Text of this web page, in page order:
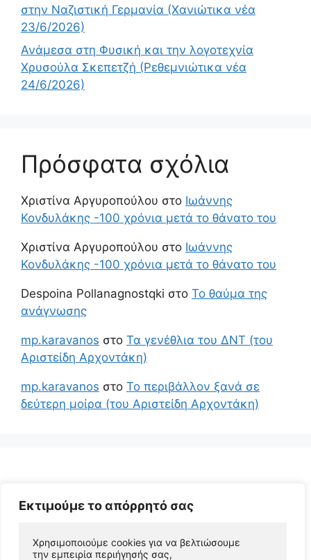
Εκτιμούμε το απόρρητό σας
Χρησιμοποιούμε cookies για να βελτιώσουμε
την εμπειρία περιήγησής σας,
στην Ναζιστική Γερμανία (Χανιώτικα νέα
23/6/2026)
Ανάμεσα στη Φυσική και την λογοτεχνία
Χρυσούλα Σκεπετζή (Ρεθεμνιώτικα νέα
24/6/2026)
Πρόσφατα σχόλια
Χριστίνα Αργυροπούλου στο Ιωάννης
Κονδυλάκης -100 χρόνια μετά το θάνατο του
Χριστίνα Αργυροπούλου στο Ιωάννης
Κονδυλάκης -100 χρόνια μετά το θάνατο του
Despoina Pollanagnostqki στο Το θαύμα της
ανάγνωσης
mp.karavanos στο Τα γενέθλια του ΔΝΤ (του
Αριστείδη Αρχοντάκη)
mp.karavanos στο Το περιβάλλον ξανά σε
δεύτερη μοίρα (του Αριστείδη Αρχοντάκη)